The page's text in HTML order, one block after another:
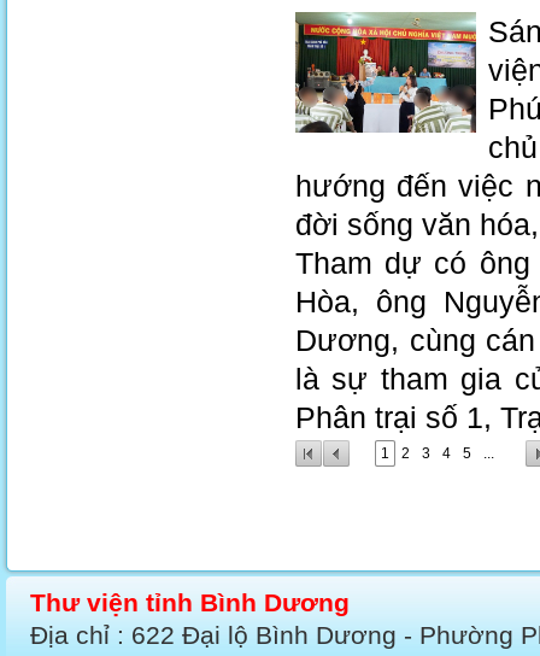
hướng đến việc
đời sống văn
Tham dự có
Hòa, ông
Dương, cùng
là sự tham gia
Phân trại số 1,
1 2 3 4 5 ...
Thư viện tỉnh Bình Dương
Địa chỉ : 622 Đại lộ Bình Dương - Phường